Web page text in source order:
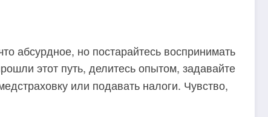
абсурдное, но постарайтесь воспринимать
этот путь, делитесь опытом, задавайте
или подавать налоги. Чувство,